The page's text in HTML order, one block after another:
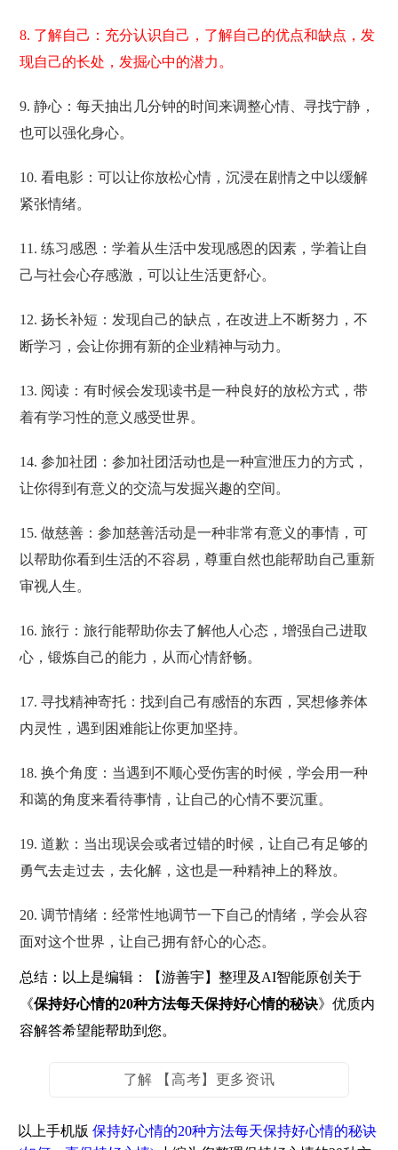
8. 了解自己：充分认识自己，了解自己的优点和缺点，发
现自己的长处，发掘心中的潜力。
9. 静心：每天抽出几分钟的时间来调整心情、寻找宁静，
也可以强化身心。
10. 看电影：可以让你放松心情，沉浸在剧情之中以缓解
紧张情绪。
11. 练习感恩：学着从生活中发现感恩的因素，学着让自
己与社会心存感激，可以让生活更舒心。
12. 扬长补短：发现自己的缺点，在改进上不断努力，不
断学习，会让你拥有新的企业精神与动力。
13. 阅读：有时候会发现读书是一种良好的放松方式，带
着有学习性的意义感受世界。
14. 参加社团：参加社团活动也是一种宣泄压力的方式，
让你得到有意义的交流与发掘兴趣的空间。
15. 做慈善：参加慈善活动是一种非常有意义的事情，可
以帮助你看到生活的不容易，尊重自然也能帮助自己重新
审视人生。
16. 旅行：旅行能帮助你去了解他人心态，增强自己进取
心，锻炼自己的能力，从而心情舒畅。
17. 寻找精神寄托：找到自己有感悟的东西，冥想修养体
内灵性，遇到困难能让你更加坚持。
18. 换个角度：当遇到不顺心受伤害的时候，学会用一种
和蔼的角度来看待事情，让自己的心情不要沉重。
19. 道歉：当出现误会或者过错的时候，让自己有足够的
勇气去走过去，去化解，这也是一种精神上的释放。
20. 调节情绪：经常性地调节一下自己的情绪，学会从容
面对这个世界，让自己拥有舒心的心态。
总结：以上是编辑：【游善宇】整理及AI智能原创关于
《保持好心情的20种方法每天保持好心情的秘诀》优质内
容解答希望能帮助到您。
了解 【高考】更多资讯
以上手机版 保持好心情的20种方法每天保持好心情的秘诀